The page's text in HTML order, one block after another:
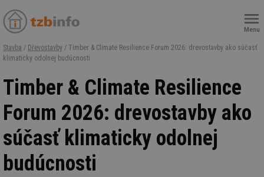
Menu
Stavba / Dřevostavby / Timber & Climate Resilience Forum 2026: drevostavby ako súčasť
klimaticky odolnej budúcnosti
Timber & Climate Resilience
Forum 2026: drevostavby ako
súčasť klimaticky odolnej
budúcnosti